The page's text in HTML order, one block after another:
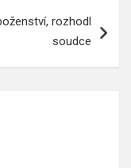
rozhodl
soudce